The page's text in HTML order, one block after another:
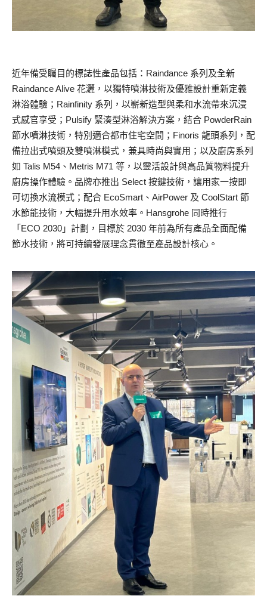
近年備受矚目的標誌性產品包括：Raindance 系列及全新
Raindance Alive 花灑，以獨特噴淋技術及優雅設計重新定義
淋浴體驗；Rainfinity 系列，以嶄新造型與柔和水流帶來沉浸
式感官享受；Pulsify 緊湊型淋浴解決方案，結合 PowderRain
節水噴淋技術，特別適合都市住宅空間；Finoris 龍頭系列，配
備拉出式噴頭及雙噴淋模式，兼具時尚與實用；以及廚房系列
如 Talis M54、Metris M71 等，以靈活設計與高品質物料提升
廚房操作體驗。品牌亦推出 Select 按鍵技術，讓用家一按即
可切換水流模式；配合 EcoSmart、AirPower 及 CoolStart 節
水節能技術，大幅提升用水效率。Hansgrohe 同時推行
「ECO 2030」計劃，目標於 2030 年前為所有產品全面配備
節水技術，將可持續發展理念貫徹至產品設計核心。